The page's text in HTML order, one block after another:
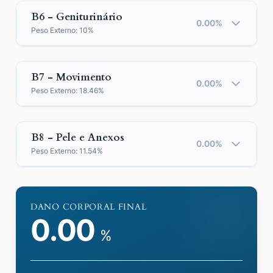
B6 - Geniturinário
Peso Externo: 10%
0.00%
B7 - Movimento
Peso Externo: 18.46%
0.00%
B8 - Pele e Anexos
Peso Externo: 11.54%
0.00%
DANO CORPORAL FINAL
0.00 %